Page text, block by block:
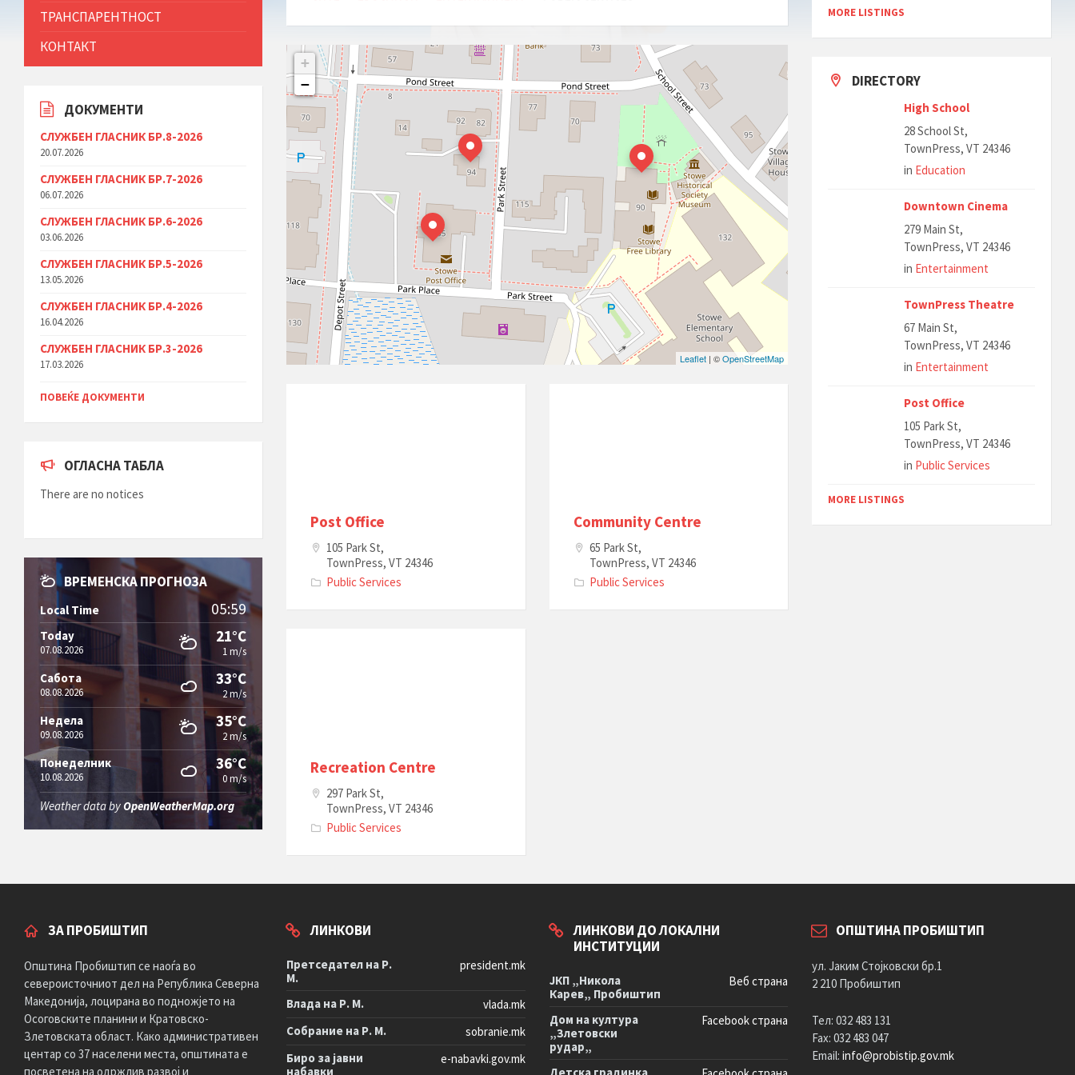
+
−
Leaflet | ©OpenStreetMap
Post Office
105 Park St,
TownPress, VT 24346
Public Services
Community Centre
65 Park St,
TownPress, VT 24346
Public Services
Recreation Centre
297 Park St,
TownPress, VT 24346
Public Services
ТРАНСПАРЕНТНОСТ
КОНТАКТ
ДОКУМЕНТИ
СЛУЖБЕН ГЛАСНИК БР.8-2026
20.07.2026
СЛУЖБЕН ГЛАСНИК БР.7-2026
06.07.2026
СЛУЖБЕН ГЛАСНИК БР.6-2026
03.06.2026
СЛУЖБЕН ГЛАСНИК БР.5-2026
13.05.2026
СЛУЖБЕН ГЛАСНИК БР.4-2026
16.04.2026
СЛУЖБЕН ГЛАСНИК БР.3-2026
17.03.2026
ПОВЕЌЕ ДОКУМЕНТИ
ОГЛАСНА ТАБЛА
There are no notices
ВРЕМЕНСКА ПРОГНОЗА
Local Time 05:59
Today
07.08.2026
21°C
1 m/s
Сабота
08.08.2026
33°C
2 m/s
Недела
09.08.2026
35°C
2 m/s
Понеделник
10.08.2026
36°C
0 m/s
Weather data byOpenWeatherMap.org
MORE LISTINGS
DIRECTORY
High School
28 School St,
TownPress, VT 24346
in Education
Downtown Cinema
279 Main St,
TownPress, VT 24346
in Entertainment
TownPress Theatre
67 Main St,
TownPress, VT 24346
in Entertainment
Post Office
105 Park St,
TownPress, VT 24346
in Public Services
MORE LISTINGS
ЗА ПРОБИШТИП
Општина Пробиштип се наоѓа во
североисточниот дел на Република Северна
Македонија, лоцирана во подножјето на
Осоговските планини и Кратовско-
Злетовската област. Како административен
центар со 37 населени места, општината е
посветена на одржлив развој и
ЛИНКОВИ
Претседател на Р.
М.
president.mk
Влада на Р. М.
vlada.mk
Собрание на Р. М.
sobranie.mk
Биро за јавни
набавки
e-nabavki.gov.mk
ЛИНКОВИ ДО ЛОКАЛНИ
ИНСТИТУЦИИ
ЈКП „Никола
Карев„ Пробиштип
Веб страна
Дом на култура
„Злетовски
рудар„
Facebook страна
ОПШТИНА ПРОБИШТИП
ул. Јаким Стојковски бр.1
2 210 Пробиштип
Тел: 032 483 131
Fax: 032 483 047
Email:info@probistip.gov.mk